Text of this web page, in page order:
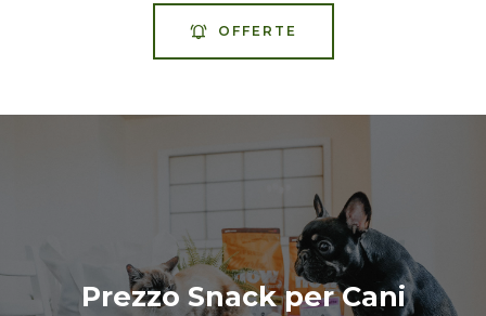
OFFERTE
Prezzo Snack per Cani